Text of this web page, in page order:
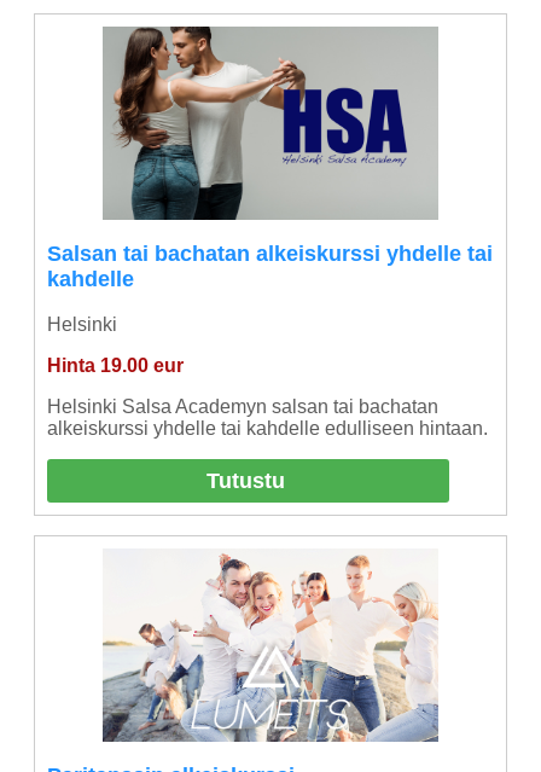
Salsan tai bachatan alkeiskurssi yhdelle tai
kahdelle
Helsinki
Hinta 19.00 eur
Helsinki Salsa Academyn salsan tai bachatan
alkeiskurssi yhdelle tai kahdelle edulliseen hintaan.
Tutustu